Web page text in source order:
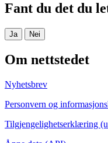
Fant du det du
Ja Nei
Om nettstedet
Nyhetsbrev
Personvern og
Tilgjengelighetserklæring